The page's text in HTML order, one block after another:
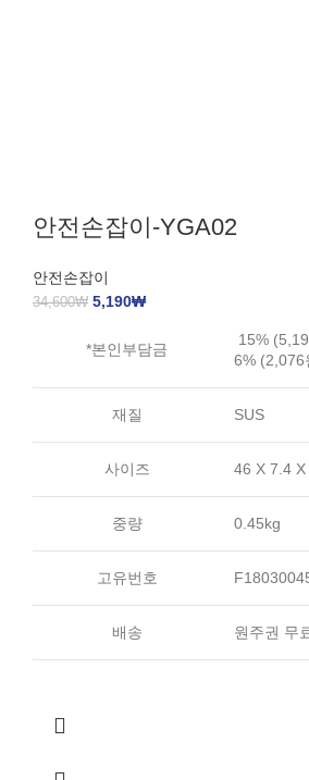
안전손잡이-YGA02
안전손잡이
34,600₩ 5,190₩
*본인부담금
15%
6% (2,076
재질 SUS
사이즈 46 X 7.4
중량 0.45kg
고유번호
배송 원주권 무